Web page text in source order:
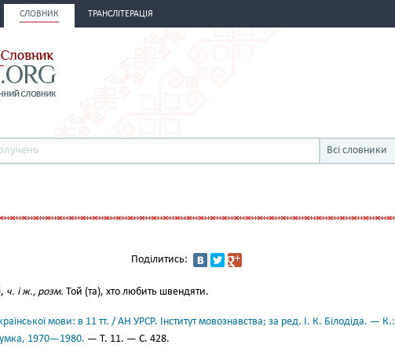
СЛОВНИК ТРАНСЛІТЕРАЦІЯ
Всі словники
Поділитись:
ч. і ж., розм. Той (та), хто любить швендяти.
мови: в 11 тт. / АН УРСР. Інститут мовознавства; за ред. І. К. Білодіда. — К.:
1970—1980. — Т. 11. — С. 428.